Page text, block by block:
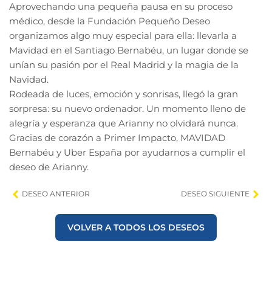
Aprovechando una pequeña pausa en su proceso
médico, desde la Fundación Pequeño Deseo
organizamos algo muy especial para ella: llevarla a
Mavidad en el Santiago Bernabéu, un lugar donde se
unían su pasión por el Real Madrid y la magia de la
Navidad.
Rodeada de luces, emoción y sonrisas, llegó la gran
sorpresa: su nuevo ordenador. Un momento lleno de
alegría y esperanza que Arianny no olvidará nunca.
Gracias de corazón a Primer Impacto, MAVIDAD
Bernabéu y Uber España por ayudarnos a cumplir el
deseo de Arianny.
DESEO ANTERIOR DESEO SIGUIENTE
VOLVER A TODOS LOS DESEOS